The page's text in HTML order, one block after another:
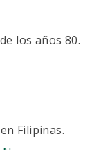
los años 80.
Filipinas.